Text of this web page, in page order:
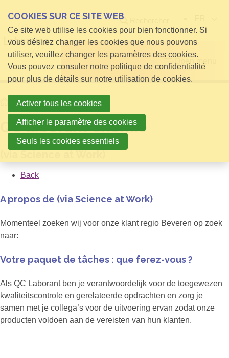
Open menu
HomeQC laborant Chemie
QC laborant Chemie
Back
A propos de (via Science at Work)
Momenteel zoeken wij voor onze klant regio Beveren op zoek
naar:
Votre paquet de tâches : que ferez-vous ?
Als QC Laborant ben je verantwoordelijk voor de toegewezen
kwaliteitscontrole en gerelateerde opdrachten en zorg je
samen met je collega’s voor de uitvoering ervan zodat onze
producten voldoen aan de vereisten van hun klanten.
COOKIES SUR CE SITE WEB
Ce site web utilise les cookies pour bien fonctionner. Si
vous désirez changer les cookies que nous pouvons
utiliser, veuillez changer les paramètres des cookies.
Vous pouvez consuler notre politique de confidentialité
pour plus de détails sur notre utilisation de cookies.
Activer tous les cookies
Afficher le paramètre des cookies
Seuls les cookies essentiels